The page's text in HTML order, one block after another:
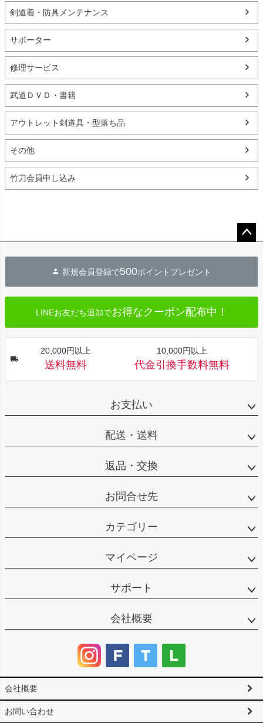
剣道着・防具メンテナンス
サポーター
修理サービス
武道ＤＶＤ・書籍
アウトレット剣道具・型落ち品
その他
竹刀会員申し込み
へ
新規会員登録で500ポイントプレゼント
LINEお友だち追加でお得なクーポン配布中！
20,000円以上
送料無料
10,000円以上
代金引換手数料無料
お支払い
配送・送料
返品・交換
お問合せ先
カテゴリー
マイページ
サポート
会社概要
会社概要
お問い合わせ